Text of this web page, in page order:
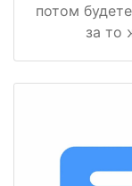
потом
за то